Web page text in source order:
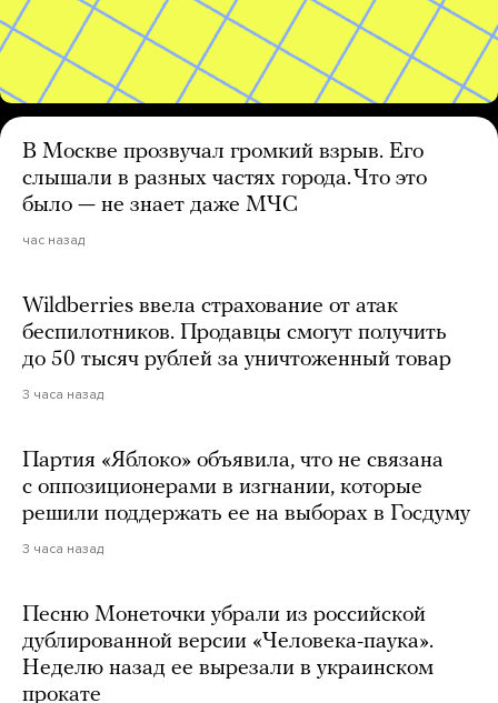
В Москве прозвучал громкий взрыв. Его
слышали в разных частях города. Что это
было — не знает даже МЧС
час назад
Wildberries ввела страхование от атак
беспилотников. Продавцы смогут получить
до 50 тысяч рублей за уничтоженный товар
3 часа назад
Партия «Яблоко» объявила, что не связана
с оппозиционерами в изгнании, которые
решили поддержать ее на выборах в Госдуму
3 часа назад
Песню Монеточки убрали из российской
дублированной версии «Человека-паука».
Неделю назад ее вырезали в украинском
прокате